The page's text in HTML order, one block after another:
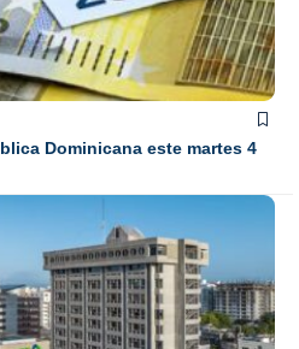
Dominicana este martes 4